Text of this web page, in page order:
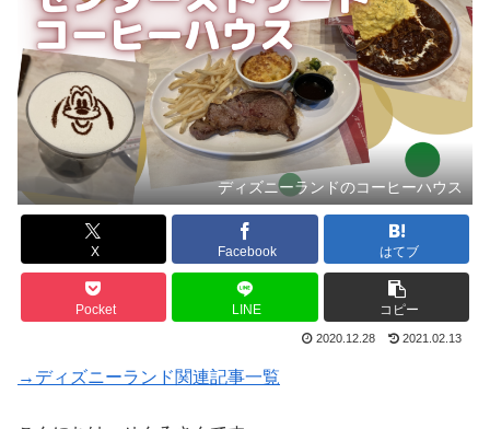
ディズニーランドのコーヒーハウス
X Facebook はてブ
Pocket LINE コピー
2020.12.28 2021.02.13
→ディズニーランド関連記事一覧